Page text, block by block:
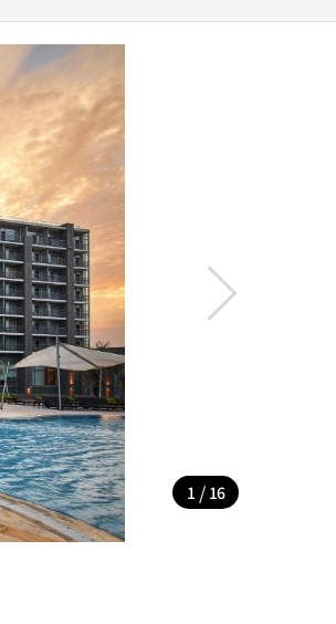
1 / 16